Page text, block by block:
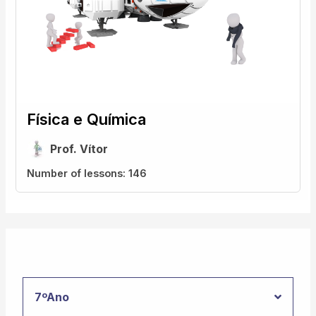
7ºAno
Física e Química
Prof. Vítor
Number of lessons:146